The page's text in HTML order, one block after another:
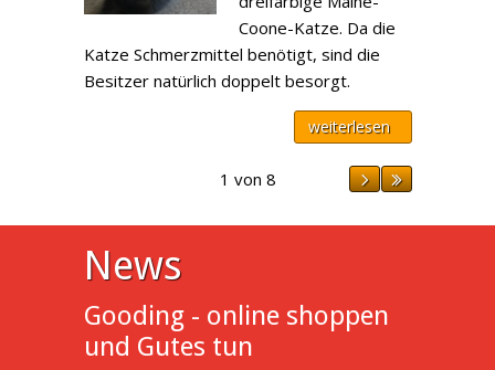
Coone-Katze. Da die
Katze Schmerzmittel benötigt, sind die
Besitzer natürlich doppelt besorgt.
weiterlesen
1 von 8
News
Gooding - online shoppen
und Gutes tun